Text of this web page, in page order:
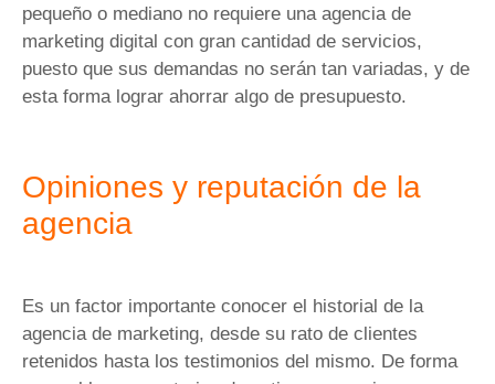
pequeño o mediano no requiere una agencia de
marketing digital con gran cantidad de servicios,
puesto que sus demandas no serán tan variadas, y de
esta forma lograr ahorrar algo de presupuesto.
Opiniones y reputación de la
agencia
Es un factor importante conocer el historial de la
agencia de marketing, desde su rato de clientes
retenidos hasta los testimonios del mismo. De forma